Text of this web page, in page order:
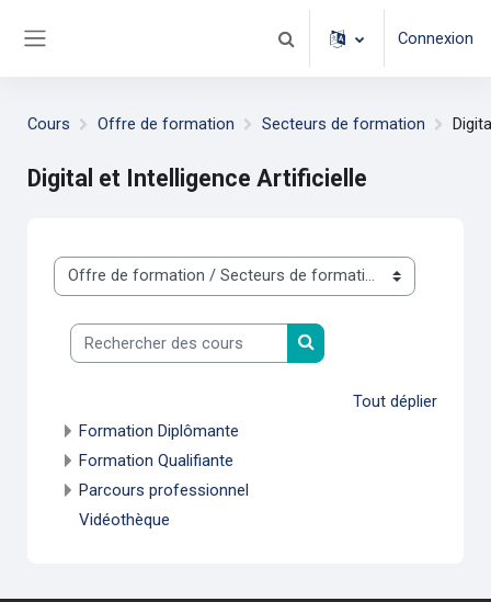
Activer/désactiver la saisie
Connexion
Cours Offre de formation Secteurs de formation
Digital et Intelligence Artificielle
Catégories de cours
Rechercher des cours
Rechercher des cours
Tout déplier
Formation Diplômante
Formation Qualifiante
Parcours professionnel
Vidéothèque